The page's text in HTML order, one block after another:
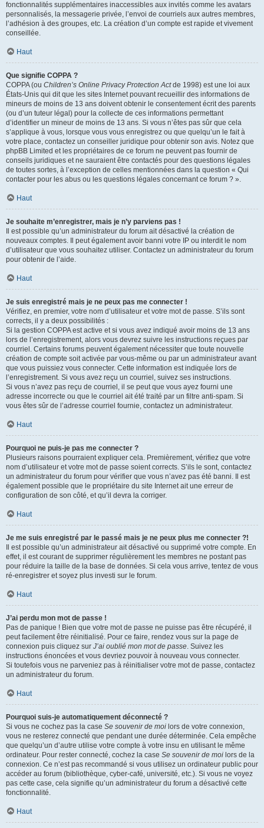
fonctionnalités supplémentaires inaccessibles aux invités comme les avatars
personnalisés, la messagerie privée, l’envoi de courriels aux autres membres,
l’adhésion à des groupes, etc. La création d’un compte est rapide et vivement
conseillée.
Haut
Que signifie COPPA ?
COPPA (ou Children’s Online Privacy Protection Actde 1998) est une loi aux
États-Unis qui dit que les sites Internet pouvant recueillir des informations de
mineurs de moins de 13 ans doivent obtenir le consentement écrit des parents
(ou d’un tuteur légal) pour la collecte de ces informations permettant
d’identifier un mineur de moins de 13 ans. Si vous n’êtes pas sûr que cela
s’applique à vous, lorsque vous vous enregistrez ou que quelqu’un le fait à
votre place, contactez un conseiller juridique pour obtenir son avis. Notez que
phpBB Limited et les propriétaires de ce forum ne peuvent pas fournir de
conseils juridiques et ne sauraient être contactés pour des questions légales
de toutes sortes, à l’exception de celles mentionnées dans la question « Qui
contacter pour les abus ou les questions légales concernant ce forum ? ».
Haut
Je souhaite m’enregistrer, mais je n’y parviens pas !
Il est possible qu’un administrateur du forum ait désactivé la création de
nouveaux comptes. Il peut également avoir banni votre IP ou interdit le nom
d’utilisateur que vous souhaitez utiliser. Contactez un administrateur du forum
pour obtenir de l’aide.
Haut
Je suis enregistré mais je ne peux pas me connecter !
Vérifiez, en premier, votre nom d’utilisateur et votre mot de passe. S’ils sont
corrects, il y a deux possibilités :
Si la gestion COPPA est active et si vous avez indiqué avoir moins de 13 ans
lors de l’enregistrement, alors vous devrez suivre les instructions reçues par
courriel. Certains forums peuvent également nécessiter que toute nouvelle
création de compte soit activée par vous-même ou par un administrateur avant
que vous puissiez vous connecter. Cette information est indiquée lors de
l’enregistrement. Si vous avez reçu un courriel, suivez ses instructions.
Si vous n’avez pas reçu de courriel, il se peut que vous ayez fourni une
adresse incorrecte ou que le courriel ait été traité par un filtre anti-spam. Si
vous êtes sûr de l’adresse courriel fournie, contactez un administrateur.
Haut
Pourquoi ne puis-je pas me connecter ?
Plusieurs raisons pourraient expliquer cela. Premièrement, vérifiez que votre
nom d’utilisateur et votre mot de passe soient corrects. S’ils le sont, contactez
un administrateur du forum pour vérifier que vous n’avez pas été banni. Il est
également possible que le propriétaire du site Internet ait une erreur de
configuration de son côté, et qu’il devra la corriger.
Haut
Je me suis enregistré par le passé mais je ne peux plus me connecter ?!
Il est possible qu’un administrateur ait désactivé ou supprimé votre compte. En
effet, il est courant de supprimer régulièrement les membres ne postant pas
pour réduire la taille de la base de données. Si cela vous arrive, tentez de vous
ré-enregistrer et soyez plus investi sur le forum.
Haut
J’ai perdu mon mot de passe !
Pas de panique ! Bien que votre mot de passe ne puisse pas être récupéré, il
peut facilement être réinitialisé. Pour ce faire, rendez vous sur la page de
connexion puis cliquez sur J’ai oublié mon mot de passe. Suivez les
instructions énoncées et vous devriez pouvoir à nouveau vous connecter.
Si toutefois vous ne parveniez pas à réinitialiser votre mot de passe, contactez
un administrateur du forum.
Haut
Pourquoi suis-je automatiquement déconnecté ?
Si vous ne cochez pas la case Se souvenir de moi lors de votre connexion,
vous ne resterez connecté que pendant une durée déterminée. Cela empêche
que quelqu’un d’autre utilise votre compte à votre insu en utilisant le même
ordinateur. Pour rester connecté, cochez la case Se souvenir de moi lors de la
connexion. Ce n’est pas recommandé si vous utilisez un ordinateur public pour
accéder au forum (bibliothèque, cyber-café, université, etc.). Si vous ne voyez
pas cette case, cela signifie qu’un administrateur du forum a désactivé cette
fonctionnalité.
Haut